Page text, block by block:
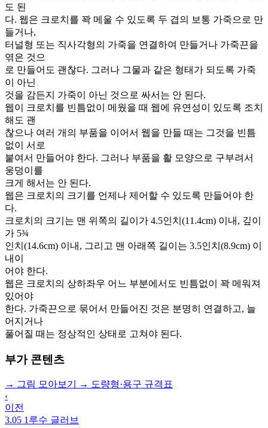
도 된
다. 웹은 크로치를 꽉 메울 수 있도록 두 겹의 보통 가죽으로 만
들거나,
터널형 또는 직사각형의 가죽을 연결하여 만들거나 가죽끈을
엮은 것으
로 만들어도 괜찮다. 그러나 그물과 같은 형태가 되도록 가죽
이 아닌
것을 감든지 가죽이 아닌 것으로 싸서는 안 된다.
웹이 크로치를 빈틈없이 메웠을 때 웹에 유연성이 있도록 조치
해도 괜
찮으나 여러 개의 부품을 이어서 웹을 만들 때는 그것을 빈틈
없이 서로
붙여서 만들어야 한다. 그러나 부품을 활 모양으로 구부려서
웅덩이를
크게 해서는 안 된다.
웹은 크로치의 크기를 언제나 제어할 수 있도록 만들어야 한
다.
크로치의 크기는 맨 위쪽의 길이가 4.5인치(11.4cm) 이내, 깊이
가 5¾
인치(14.6cm) 이내, 그리고 맨 아래쪽 길이는 3.5인치(8.9cm) 이
내이
어야 한다.
웹은 크로치의 상하좌우 어느 부분에서도 빈틈없이 꽉 메워져
있어야
한다. 가죽끈으로 묶어서 만들어진 것은 분명히 연결하고, 늘
어지거나
풀어질 때는 정상적인 상태로 고쳐야 된다.
부가 콘텐츠
→ 그림 모아보기 → 도량형·용구 규격표
‹
이전
3.05 1루수 글러브